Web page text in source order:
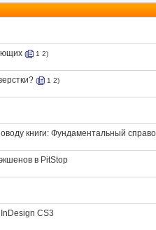
( 1 2)
( 1 2)
книги: Фундаментальный
в PitStop
CS3